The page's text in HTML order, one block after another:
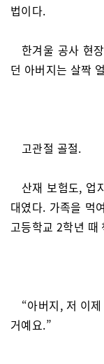
법이다.
한겨울 공사 현
던 아버지는 살짝
고관절 골절.
산재 보험도, 업
대였다. 가족을 먹
고등학교 2학년 때
“아버지, 저 이
거예요.”